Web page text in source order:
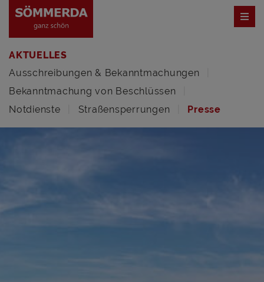
AKTUELLES
Ausschreibungen & Bekanntmachungen
Bekanntmachung von Beschlüssen
Notdienste
Straßensperrungen Presse